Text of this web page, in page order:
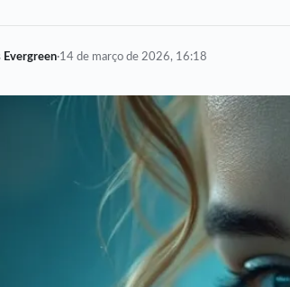
Evergreen·14 de março de 2026, 16:18